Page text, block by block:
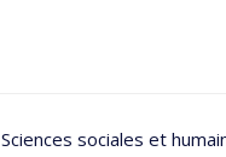
Sciences sociales et